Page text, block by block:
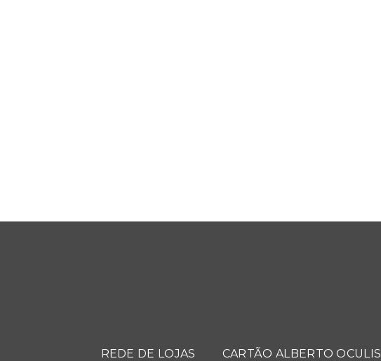
REDE DE LOJAS CARTÃO ALBERTO